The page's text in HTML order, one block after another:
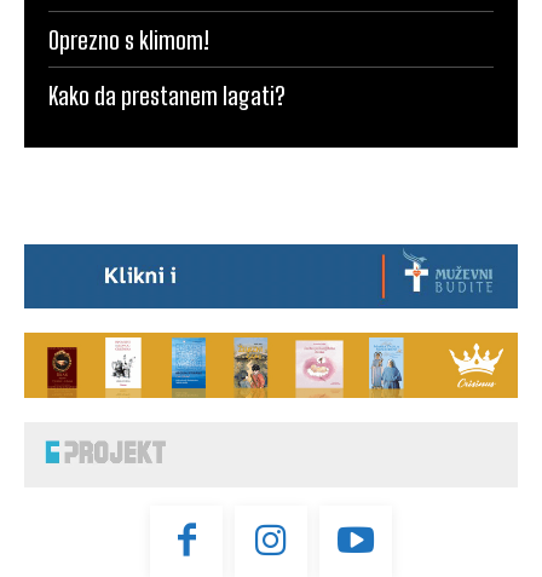
Oprezno s klimom!
Kako da prestanem lagati?